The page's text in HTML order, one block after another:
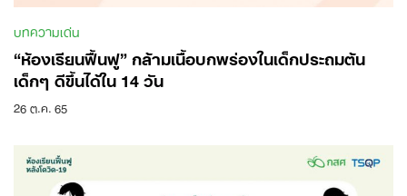
บทความเด่น
“ห้องเรียนฟื้นฟู” กล้ามเนื้อบกพร่องในเด็กประถมต้น
เด็กๆ ดีขึ้นได้ใน 14 วัน
26 ต.ค. 65